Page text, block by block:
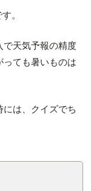
。
で天気予報の精度
っても暑いものは
は、クイズでち